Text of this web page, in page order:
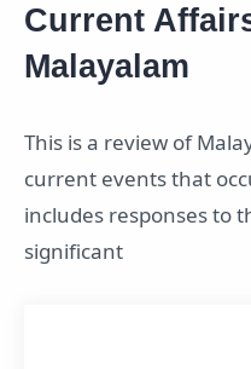
Current
Malayalam
This is a review of
current events that
includes responses to
significant